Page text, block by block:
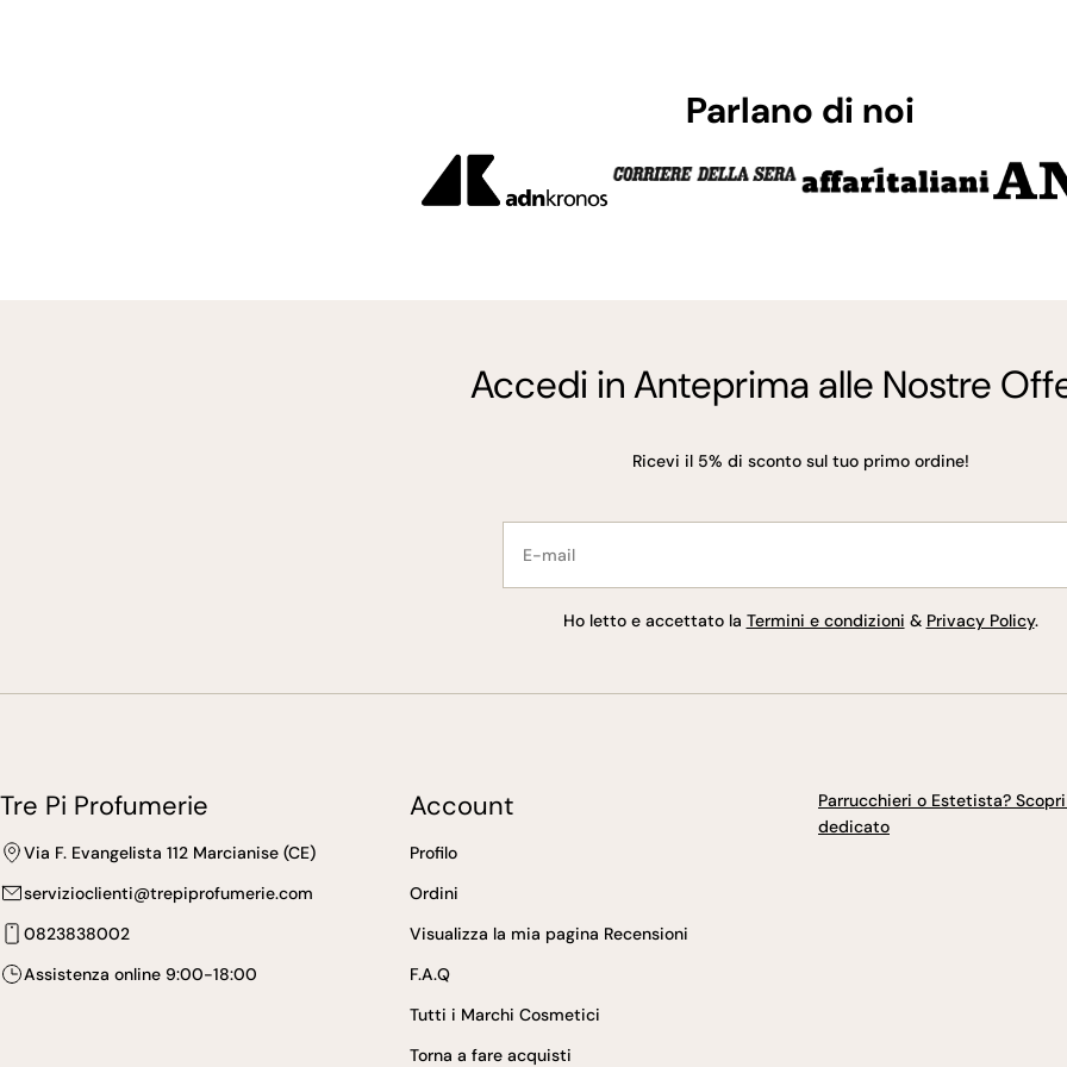
Parlano di noi
Accedi in Anteprima alle Nostre
Ricevi il 5% di sconto sul tuo primo ordine!
mail
Ho letto e accettato la Termini e condizioni & Privacy Policy.
Tre Pi Profumerie
Via F. Evangelista 112 Marcianise (CE)
servizioclienti@trepiprofumerie.com
0823838002
Assistenza online 9:00-18:00
Account
Profilo
Ordini
Visualizza la mia pagina Recensioni
F.A.Q
Tutti i Marchi Cosmetici
Torna a fare acquisti
Parrucchieri o Estetista?
dedicato